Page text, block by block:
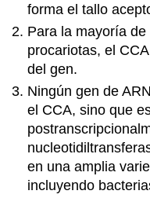
forma el tallo
Para la mayoría
procariotas, el
del gen.
Ningún gen de
el CCA, sino que
en una amplia
incluyendo